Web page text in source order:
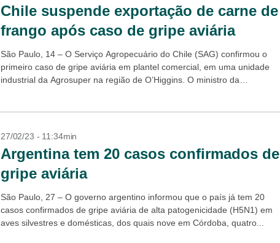
Chile suspende exportação de carne de
frango após caso de gripe aviária
São Paulo, 14 – O Serviço Agropecuário do Chile (SAG) confirmou o
primeiro caso de gripe aviária em plantel comercial, em uma unidade
industrial da Agrosuper na região de O’Higgins. O ministro da
27/02/23 - 11:34min
Argentina tem 20 casos confirmados de
gripe aviária
São Paulo, 27 – O governo argentino informou que o país já tem 20
casos confirmados de gripe aviária de alta patogenicidade (H5N1) em
aves silvestres e domésticas, dos quais nove em Córdoba, quatro...